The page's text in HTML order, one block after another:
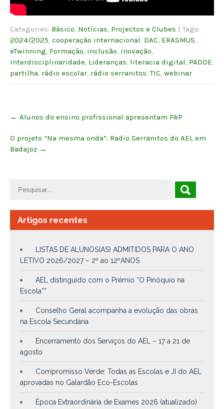
Categories: Básico, Notícias, Projectos e Clubes | Tags:
2024/2025, cooperação internacional, DAC, ERASMUS,
eTwinning, Formação, inclusão, inovação,
Interdisciplinaridade, Lideranças, literacia digital, PADDE,
partilha, rádio escolar, rádio serranitos,TIC, webinar
navigation
← Alunos do ensino profissional apresentam PAP
O projeto “Na mesma onda”: Radio Serranitos do AEL em
Badajoz →
Artigos recentes
LISTAS DE ALUNOS(AS) ADMITIDOS PARA O ANO
LETIVO 2026/2027 – 2º ao 12ºANOS
AEL distinguido com o Prémio “O Pinóquio na
Escola””
Conselho Geral acompanha a evolução das obras
na Escola Secundária
Encerramento dos Serviços do AEL – 17 a 21 de
agosto
Compromisso Verde: Todas as Escolas e JI do AEL
aprovadas no Galardão Eco-Escolas
Época Extraordinária de Exames 2026 (atualizado)